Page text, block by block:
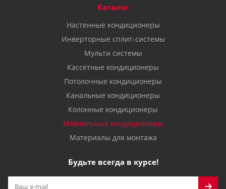
Каталог
Настенные кондиционеры
Инверторные сплит-системы
Мульти системы
Кассетные кондиционеры
Потолочные кондиционеры
Канальные кондиционеры
Колонные кондиционеры
Моблильные кондиционеры
Материалы для монтажа
Будьте всегда в курсе!